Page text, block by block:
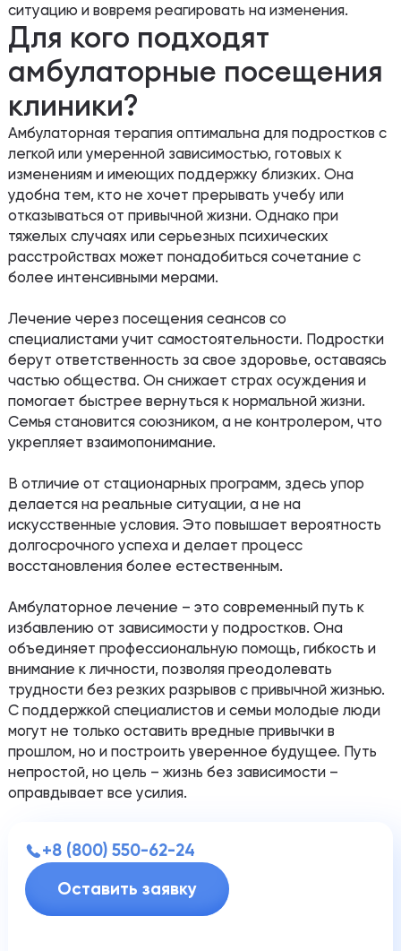
+8 (800) 550-62-24
Оставить заявку
ситуацию и вовремя реагировать на изменения.
Для кого подходят
амбулаторные посещения
клиники?
Амбулаторная терапия оптимальна для подростков с
легкой или умеренной зависимостью, готовых к
изменениям и имеющих поддержку близких. Она
удобна тем, кто не хочет прерывать учебу или
отказываться от привычной жизни. Однако при
тяжелых случаях или серьезных психических
расстройствах может понадобиться сочетание с
более интенсивными мерами.
Лечение через посещения сеансов со
специалистами учит самостоятельности. Подростки
берут ответственность за свое здоровье, оставаясь
частью общества. Он снижает страх осуждения и
помогает быстрее вернуться к нормальной жизни.
Семья становится союзником, а не контролером, что
укрепляет взаимопонимание.
В отличие от стационарных программ, здесь упор
делается на реальные ситуации, а не на
искусственные условия. Это повышает вероятность
долгосрочного успеха и делает процесс
восстановления более естественным.
Амбулаторное лечение – это современный путь к
избавлению от зависимости у подростков. Она
объединяет профессиональную помощь, гибкость и
внимание к личности, позволяя преодолевать
трудности без резких разрывов с привычной жизнью.
С поддержкой специалистов и семьи молодые люди
могут не только оставить вредные привычки в
прошлом, но и построить уверенное будущее. Путь
непростой, но цель – жизнь без зависимости –
оправдывает все усилия.